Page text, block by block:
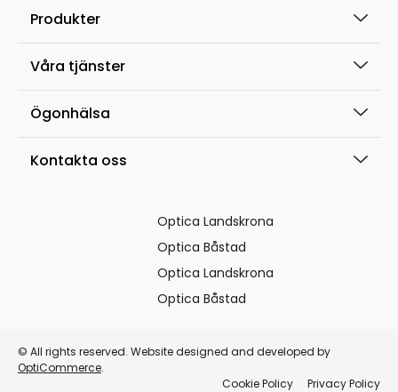
Produkter
Våra tjänster
Ögonhälsa
Kontakta oss
Optica Landskrona
Optica Båstad
Optica Landskrona
Optica Båstad
© All rights reserved. Website designed and developed by
OptiCommerce.
Cookie Policy
Privacy Policy